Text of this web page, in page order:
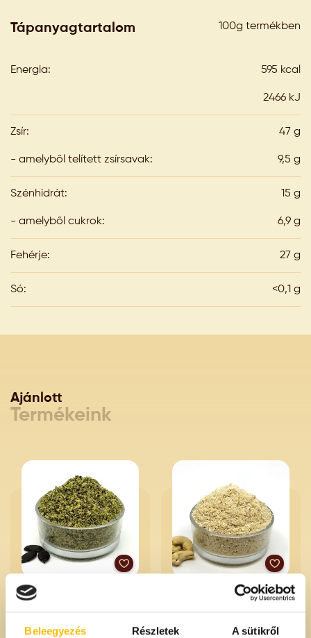
Beleegyezés Részletek A sütikről
Tápanyagtartalom 100g termékben
Energia: 595 kcal
2466 kJ
Zsír: 47 g
- amelyből telített zsírsavak: 9,5 g
Szénhidrát: 15 g
- amelyből cukrok: 6,9 g
Fehérje: 27 g
Só: <0,1 g
Ajánlott
Termékeink
Darált héjnélküli tökmag
4200 Ft
Darált kesudió
5800 Ft/kg